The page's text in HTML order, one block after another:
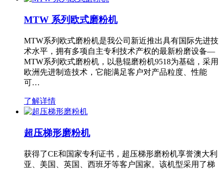
MTW 系列欧式磨粉机
MTW系列欧式磨粉机是我公司新近推出具有国际先进技
术水平，拥有多项自主专利技术产权的最新粉磨设备—
MTW系列欧式磨粉机，以悬辊磨粉机9518为基础，采用
欧洲先进制造技术，它能满足客户对产品粒度、性能
可…
了解详情
超压梯形磨粉机
获得了CE和国家专利证书，超压梯形磨粉机享誉澳大利
亚、美国、英国、西班牙等客户国家。该机型采用了梯